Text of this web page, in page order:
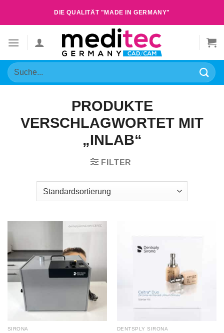
DIE QUALITÄT "MADE IN GERMANY"
Suche
nach:
PRODUKTE
VERSCHLAGWORTET MIT
„INLAB“
FILTER
SIRONA DENTSPLY SIRONA